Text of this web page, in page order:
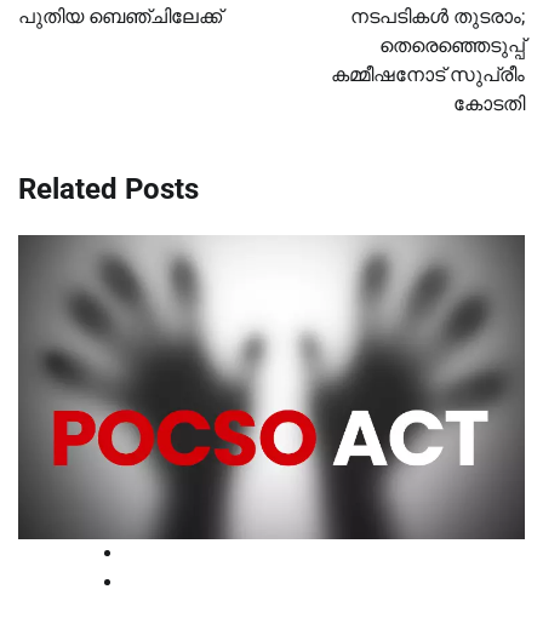
പുതിയ ബെഞ്ചിലേക്ക്
നടപടികള്‍ തുടരാം;
തെരെഞ്ഞെടുപ്പ്
കമ്മീഷനോട് സുപ്രീം
കോടതി
Related Posts